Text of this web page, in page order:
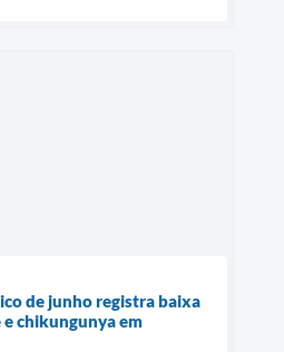
de junho registra baixa
chikungunya em